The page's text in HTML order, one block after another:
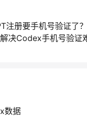
注册要手机号验证了
决Codex手机号验证
数据